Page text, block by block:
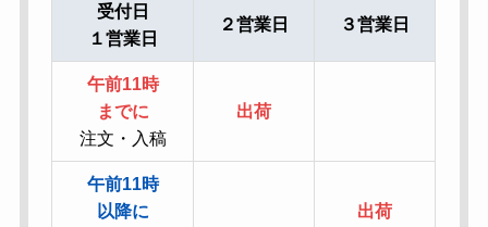
受付日
１営業日
２営業日 ３営業日
午前11時
までに
注文・入稿
出荷
午前11時
以降に
出荷